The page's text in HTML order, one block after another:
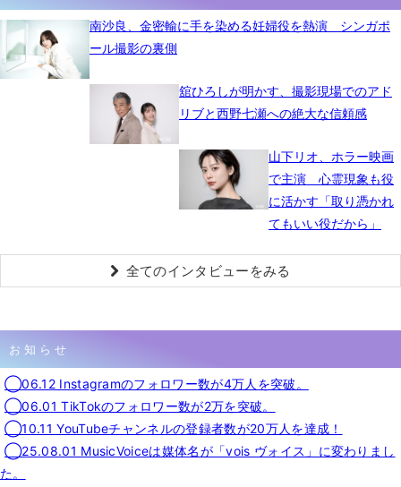
南沙良、金密輸に手を染める妊婦役を熱演 シンガポ
ール撮影の裏側
舘ひろしが明かす、撮影現場でのアド
リブと西野七瀬への絶大な信頼感
山下リオ、ホラー映画
で主演 心霊現象も役
に活かす「取り憑かれ
てもいい役だから」
全てのインタビューをみる
お知らせ
◯06.12 Instagramのフォロワー数が4万人を突破。
◯06.01 TikTokのフォロワー数が2万を突破。
◯10.11 YouTubeチャンネルの登録者数が20万人を達成！
◯25.08.01 MusicVoiceは媒体名が「vois ヴォイス」に変わりまし
た。